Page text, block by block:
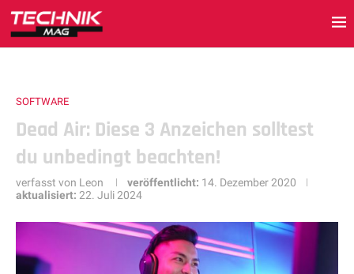
SOFTWARE
Dead Air: Diese 3 Anzeichen solltest
du unbedingt beachten!
verfasst von Leon veröffentlicht: 14. Dezember 2020
aktualisiert: 22. Juli 2024